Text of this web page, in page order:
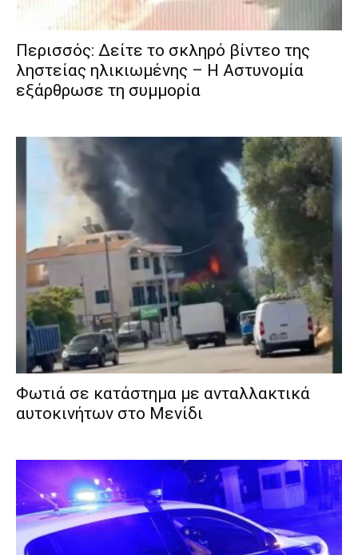
Περισσός: Δείτε το σκληρό βίντεο της
ληστείας ηλικιωμένης – Η Αστυνομία
εξάρθρωσε τη συμμορία
Φωτιά σε κατάστημα με ανταλλακτικά
αυτοκινήτων στο Μενίδι